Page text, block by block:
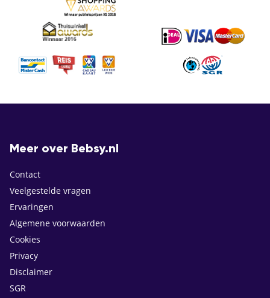
Meer over Bebsy.nl
Contact
Veelgestelde vragen
Ervaringen
Algemene voorwaarden
Cookies
Privacy
Disclaimer
SGR